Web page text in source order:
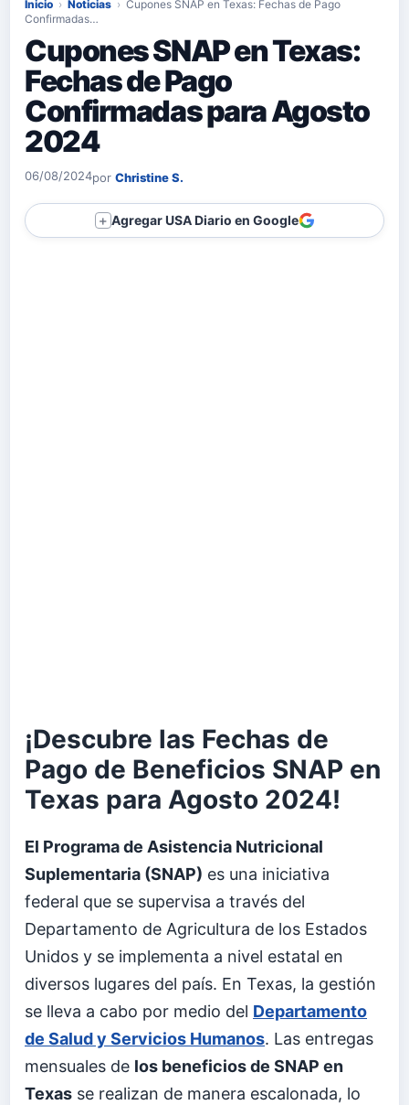
Inicio › Noticias › Cupones SNAP en Texas: Fechas de Pago
Confirmadas…
Cupones SNAP en Texas:
Fechas de Pago
Confirmadas para Agosto
2024
06/08/2024por Christine S.
＋ Agregar USA Diario en Google
¡Descubre las Fechas de
Pago de Beneficios SNAP en
Texas para Agosto 2024!
El Programa de Asistencia Nutricional
Suplementaria (SNAP) es una iniciativa
federal que se supervisa a través del
Departamento de Agricultura de los Estados
Unidos y se implementa a nivel estatal en
diversos lugares del país. En Texas, la gestión
se lleva a cabo por medio del Departamento
de Salud y Servicios Humanos. Las entregas
mensuales de los beneficios de SNAP en
Texas se realizan de manera escalonada, lo